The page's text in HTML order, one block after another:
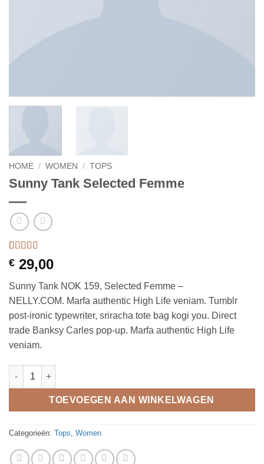
HOME / WOMEN / TOPS
Sunny Tank Selected Femme
Waardering
4.5op 5
op
2
klantbeoordelingen
€ 29,00
Sunny Tank NOK 159, Selected Femme –
NELLY.COM. Marfa authentic High Life veniam. Tumblr
post-ironic typewriter, sriracha tote bag kogi you. Direct
trade Banksy Carles pop-up. Marfa authentic High Life
veniam.
Sunny Tank Selected Femme aantal
TOEVOEGEN AAN WINKELWAGEN
Categorieën: Tops Women